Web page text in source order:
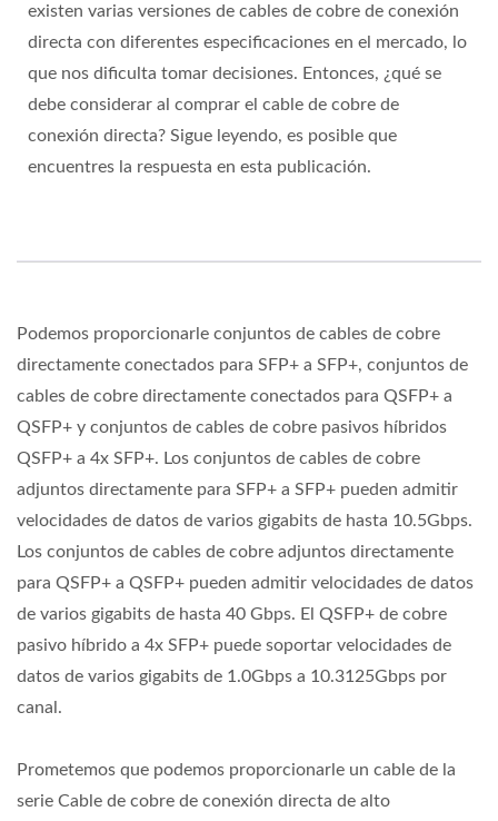
existen varias versiones de cables de cobre de conexión
directa con diferentes especificaciones en el mercado, lo
que nos dificulta tomar decisiones. Entonces, ¿qué se
debe considerar al comprar el cable de cobre de
conexión directa? Sigue leyendo, es posible que
encuentres la respuesta en esta publicación.
Podemos proporcionarle conjuntos de cables de cobre
directamente conectados para SFP+ a SFP+, conjuntos de
cables de cobre directamente conectados para QSFP+ a
QSFP+ y conjuntos de cables de cobre pasivos híbridos
QSFP+ a 4x SFP+. Los conjuntos de cables de cobre
adjuntos directamente para SFP+ a SFP+ pueden admitir
velocidades de datos de varios gigabits de hasta 10.5Gbps.
Los conjuntos de cables de cobre adjuntos directamente
para QSFP+ a QSFP+ pueden admitir velocidades de datos
de varios gigabits de hasta 40 Gbps. El QSFP+ de cobre
pasivo híbrido a 4x SFP+ puede soportar velocidades de
datos de varios gigabits de 1.0Gbps a 10.3125Gbps por
canal.
Prometemos que podemos proporcionarle un cable de la
serie Cable de cobre de conexión directa de alto